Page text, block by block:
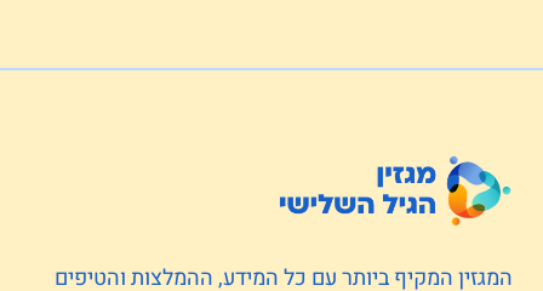
המגזין המקיף ביותר עם כל המידע, ההמלצות והטיפים